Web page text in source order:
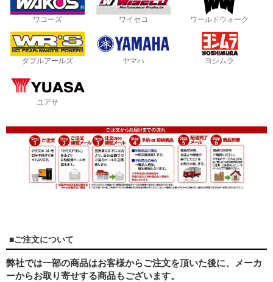
ワコーズ ワイセコ ワールドウォーク
ダブルアールズ ヤマハ ヨシムラ
ユアサ
■ご注文について
弊社では一部の商品はお客様からご注文を頂いた後に、メーカ
ーからお取り寄せする商品もございます。